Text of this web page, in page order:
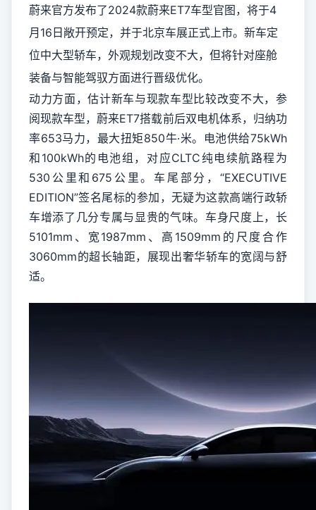
蔚来官方发布了2024款蔚来ET7车型官图，将于4
月16日敞开预定，并于北京车展正式上市。新车定
位中大型轿车，外观规划改变不大，但将针对座舱
装备与智能驾驭方面进行晋级优化。
动力方面，估计新车与现款车型比较改变不大，参
阅现款车型，蔚来ET7搭载前后双电机体系，归纳功
率653马力，最大扭矩850牛·米。电池供给75kWh
和100kWh的电池组，对应CLTC纯电续航路程为
530公里和675公里。车尾部分，“EXECUTIVE
EDITION”签名尾标的参加，无疑为这款高端行政轿
车增添了几分专属与显贵的气味。车身尺度上，长
5101mm、宽1987mm、高1509mm的尺度合作
3060mm的超长轴距，展现出奢华轿车的宽阔与舒
适。